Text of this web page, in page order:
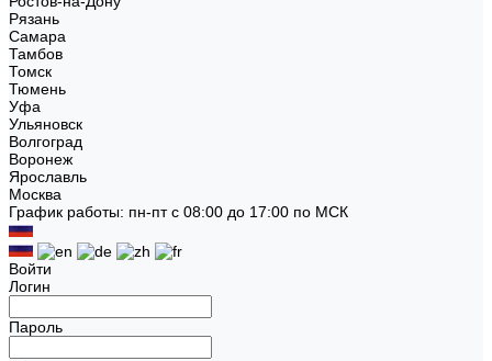
Рязань
Самара
Тамбов
Томск
Тюмень
Уфа
Ульяновск
Волгоград
Воронеж
Ярославль
Москва
График работы: пн-пт с 08:00 до 17:00 по МСК
Войти
Логин
Пароль